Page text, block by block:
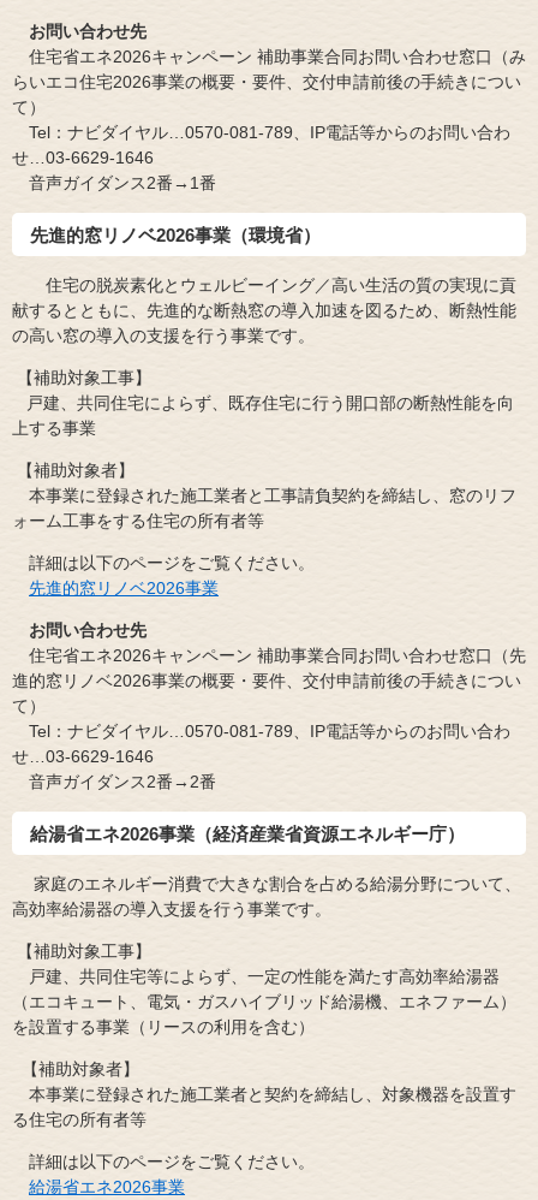
お問い合わせ先
住宅省エネ2026キャンペーン 補助事業合同お問い合わせ窓口（み
らいエコ住宅2026事業の概要・要件、交付申請前後の手続きについ
て）
Tel：ナビダイヤル…0570-081-789、IP電話等からのお問い合わ
せ…03-6629-1646
音声ガイダンス2番→1番
先進的窓リノベ2026事業（環境省）
住宅の脱炭素化とウェルビーイング／高い生活の質の実現に貢
献するとともに、先進的な断熱窓の導入加速を図るため、断熱性能
の高い窓の導入の支援を行う事業です。
【補助対象工事】
戸建、共同住宅によらず、既存住宅に行う開口部の断熱性能を向
上する事業
【補助対象者】
​ 本事業に登録された施工業者と工事請負契約を締結し、窓のリフ
ォーム工事をする住宅の所有者等
詳細は以下のページをご覧ください。
先進的窓リノベ2026事業​
お問い合わせ先
住宅省エネ2026キャンペーン 補助事業合同お問い合わせ窓口（先
進的窓リノベ2026事業の概要・要件、交付申請前後の手続きについ
て）
Tel：ナビダイヤル…0570-081-789、IP電話等からのお問い合わ
せ…03-6629-1646
​ 音声ガイダンス2番→2番
給湯省エネ2026事業 （経済産業省資源エネルギー庁）
家庭のエネルギー消費で大きな割合を占める給湯分野について、
高効率給湯器の導入支援を行う事業です。
【補助対象工事】
​戸建、共同住宅等によらず、一定の性能を満たす高効率給湯器
（エコキュート、電気・ガスハイブリッド給湯機、エネファーム）
を設置する事業（リースの利用を含む）
【補助対象者】
本事業に登録された施工業者と契約を締結し、対象機器を設置す
る住宅の所有者等
詳細は以下のページをご覧ください。
給湯省エネ2026事業